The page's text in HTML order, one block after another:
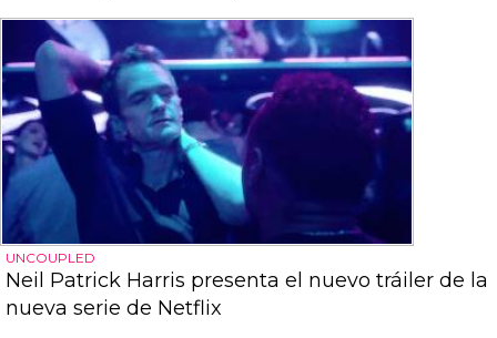
UNCOUPLED
Neil Patrick Harris presenta el nuevo tráiler de la
nueva serie de Netflix